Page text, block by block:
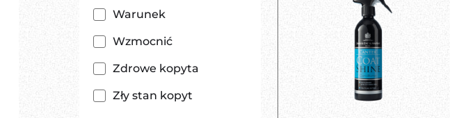
Warunek
Wzmocnić
Zdrowe kopyta
Zły stan kopyt